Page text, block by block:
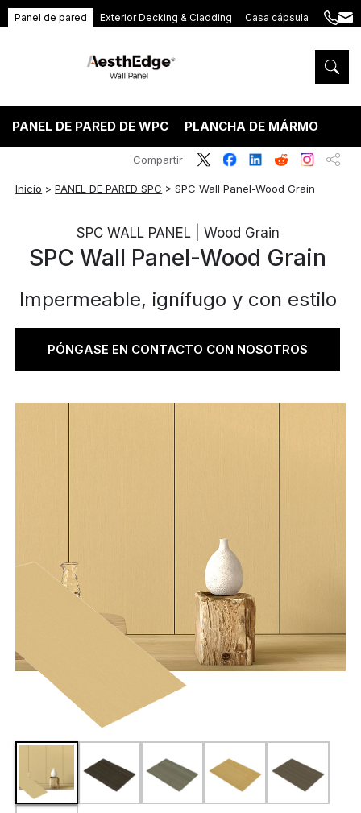
Panel de pared Exterior Decking & Cladding Casa cápsula
+86
5575
PANEL DE PARED DE WPC PLANCHA DE MÁRMOL PVC
Inicio >PANEL DE PARED SPC >SPC Wall Panel-Wood Grain
Compartir
SPC WALL PANEL | Wood Grain
SPC Wall Panel-Wood Grain
Impermeable, ignífugo y con estilo
PÓNGASE EN CONTACTO CON NOSOTROS